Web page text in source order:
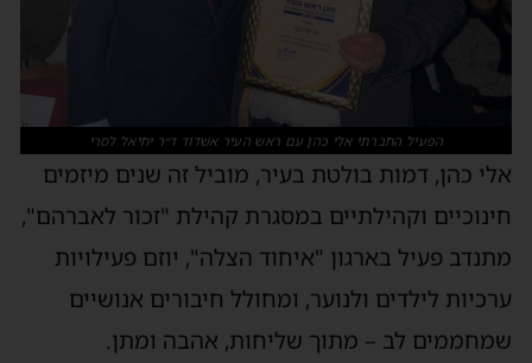
הפעיל החברתי אלי כהן עם ראש העיר אשדוד ד״ר יחיאל לסרי
אלי כהן, דמות בולטת בעיר, מוביל זה שנים מיזמים
חינוכיים וקהילתיים במסגרת קהילת "זכור לאברהם",
מתנדב פעיל בארגון "איחוד הצלה", יוזם פעילויות
ערכיות לילדים ולנוער, ומחולל חיבורים אנושיים
שמחממים לב – מתוך שליחות, אהבה ומתן.